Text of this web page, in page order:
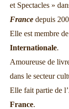
et Spectacles »
France depuis
Elle est membre
Internationale.
Amoureuse de
dans le secteur
Elle fait partie de l’
France.